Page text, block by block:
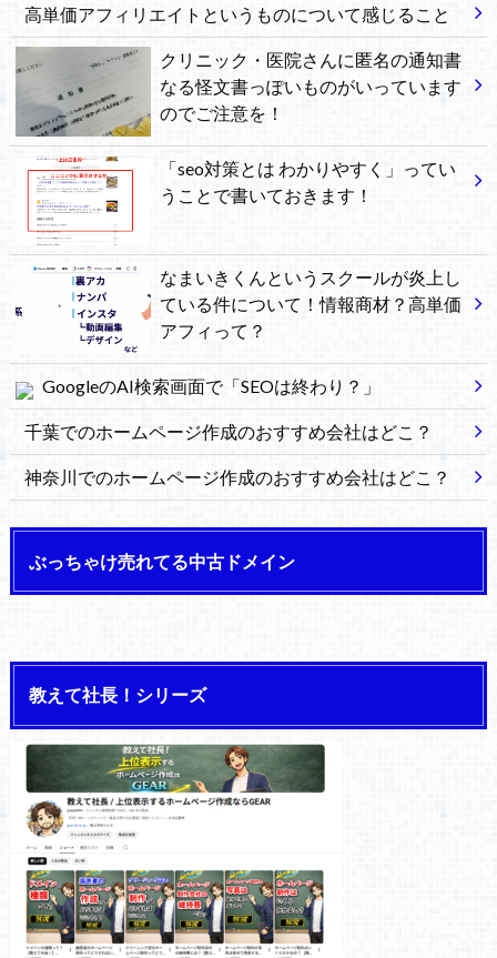
高単価アフィリエイトというものについて感じること
クリニック・医院さんに匿名の通知書
なる怪文書っぽいものがいっています
のでご注意を！
「seo対策とは わかりやすく」ってい
うことで書いておきます！
なまいきくんというスクールが炎上し
ている件について！情報商材？高単価
アフィって？
GoogleのAI検索画面で「SEOは終わり？」
千葉でのホームページ作成のおすすめ会社はどこ？
神奈川でのホームページ作成のおすすめ会社はどこ？
ぶっちゃけ売れてる中古ドメイン
教えて社長！シリーズ